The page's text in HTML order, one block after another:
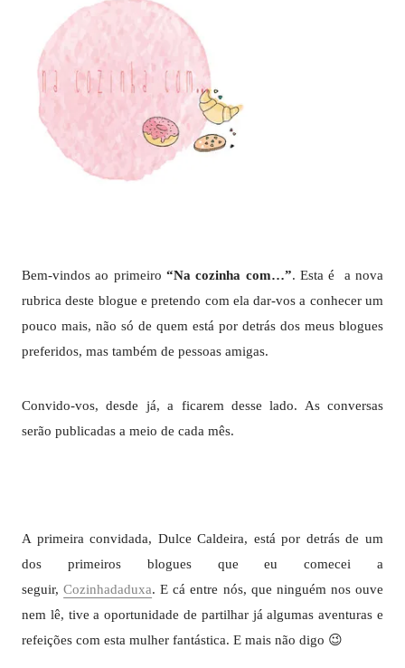
Bem-vindos ao primeiro “Na cozinha com…”. Esta é a nova
rubrica deste blogue e pretendo com ela dar-vos a conhecer um
pouco mais, não só de quem está por detrás dos meus blogues
preferidos, mas também de pessoas amigas.
Convido-vos, desde já, a ficarem desse lado. As conversas
serão publicadas a meio de cada mês.
A primeira convidada, Dulce Caldeira, está por detrás de um
dos primeiros blogues que eu comecei a
seguir,Cozinhadaduxa. E cá entre nós, que ninguém nos ouve
nem lê, tive a oportunidade de partilhar já algumas aventuras e
refeições com esta mulher fantástica. E mais não digo 😉